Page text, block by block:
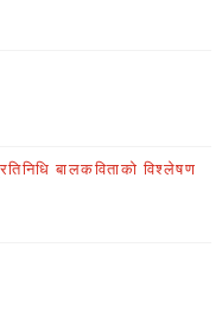
बालकविताको विश्लेषण